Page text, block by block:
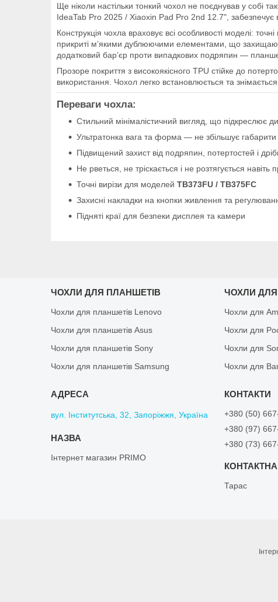
Ще ніколи настільки тонкий чохол не поєднував у собі
IdeaTab Pro 2025 / Xiaoxin Pad Pro 2nd 12.7", забезпечує
Конструкція чохла враховує всі особливості моделі:
прикриті м’якими дублюючими елементами, що
додатковий бар’єр проти випадкових подряпин —
Прозоре покриття з високоякісного TPU стійке до
використання. Чохол легко встановлюється та
Переваги чохла:
Стильний мінімалістичний вигляд, що підкреслює
Ультратонка вага та форма — не збільшує
Підвищений захист від подряпин, потертостей і
Не рветься, не тріскається і не розтягується навіть
Точні вирізи для моделей TB373FU / TB375FC
Захисні накладки на кнопки живлення та
Підняті краї для безпеки дисплея та камери
ЧОХЛИ ДЛЯ ПЛАНШЕТІВ
Чохли для планшетів Lenovo
Чохли для планшетів Asus
Чохли для планшетів Sony
Чохли для планшетів Samsung
ЧОХЛИ
Чохли для
Чохли для
Чохли для
Чохли для
вул. Інститутська, 32, Запоріжжя, Україна
Інтернет магазин PRIMO
+380 (50)
+380 (97)
+380 (73)
Тарас